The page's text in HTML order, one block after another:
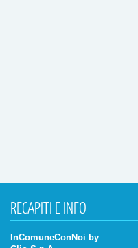
RECAPITI E INFO
InComuneConNoi by